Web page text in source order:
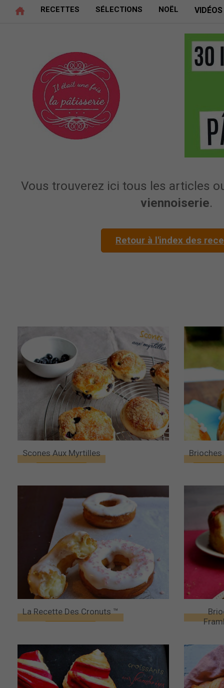
RECETTES SÉLECTIONS NOËL VIDÉOS
Vous trouverez ici tous les articles
viennoiserie.
Retour à l'index des
Scones Aux Myrtilles Brioches
La Recette Des Cronuts ™